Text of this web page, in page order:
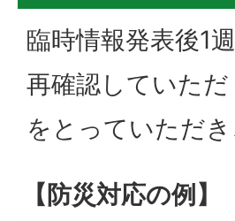
臨時情報発表後1
再確認していた
をとっていただ
【防災対応の例】